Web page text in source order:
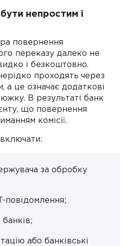
непростим і
повернення
переказу далеко не
і безкоштовно.
проходять через
а це означає додаткові
В результаті банк
що повернення
комісії.
за обробку
повідомлення;
банків;
або банківські